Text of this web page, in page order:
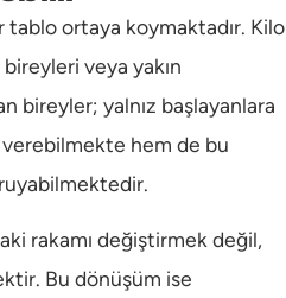
tablo ortaya koymaktadır. Kilo
veya yakın
bireyler; yalnız başlayanlara
verebilmekte hem de bu
rakamı değiştirmek değil,
Bu dönüşüm ise